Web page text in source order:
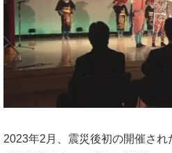
2023年2月、震災後初の開催さ